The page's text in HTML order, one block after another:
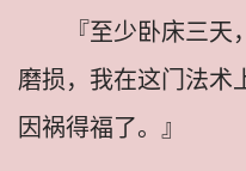
『至少卧床三
磨损，我在这门法术
因祸得福了。』